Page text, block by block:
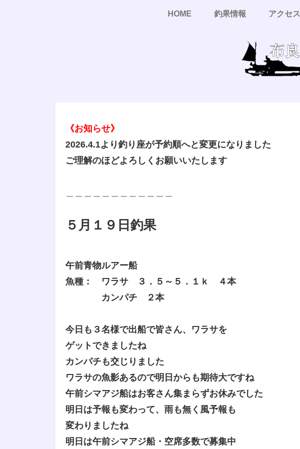
HOME 釣果情報 アクセス
《お知らせ》
2026.4.1より釣り座が予約順へと変更になりました
ご理解のほどよろしくお願いいたします
５月１９日釣果
午前青物ルアー船
魚種： ワラサ ３．５～５．１ｋ ４本
カンパチ ２本
今日も３名様で出船で皆さん、ワラサを
ゲットできましたね
カンパチも交じりました
ワラサの魚影あるので明日からも期待大ですね
午前シマアジ船はお客さん集まらずお休みでした
明日は予報も変わって、雨も無く風予報も
変わりましたね
明日は午前シマアジ船・空席多数で募集中